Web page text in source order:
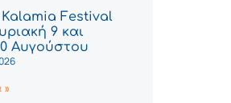
Festival
9 και
Αυγούστου
»